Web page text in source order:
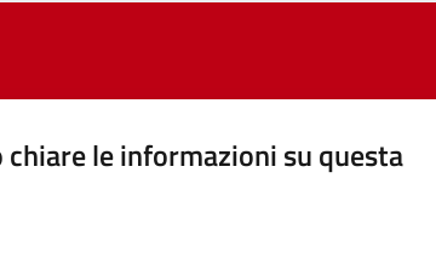
chiare le informazioni su questa